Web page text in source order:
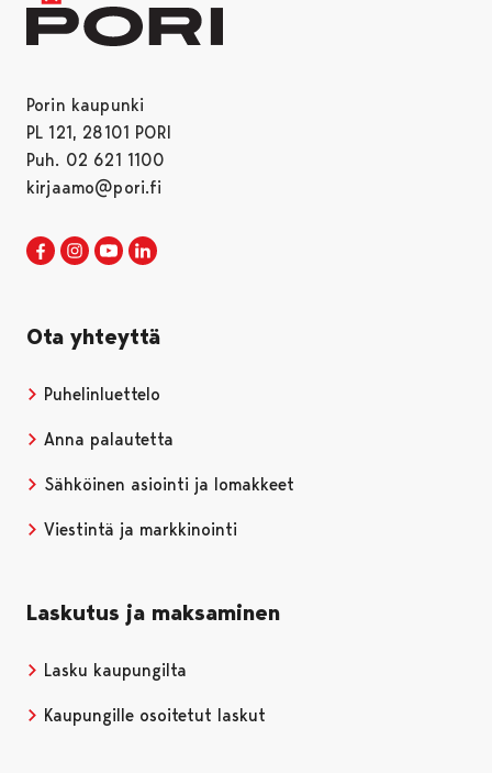
Porin kaupunki
PL 121, 28101 PORI
Puh. 02 621 1100
kirjaamo@pori.fi
Porin kaupunki Facebookissa
Avautuu uudessa välilehdessä
Porin kaupunki Instagramissa
Avautuu uudessa välilehdessä
Porin kaupunki Youtubessa
Avautuu uudessa välilehdessä
Ota yhteyttä
Puhelinluettelo
Anna palautetta
Sähköinen asiointi ja lomakkeet
Viestintä ja markkinointi
Laskutus ja maksaminen
Lasku kaupungilta
Kaupungille osoitetut laskut